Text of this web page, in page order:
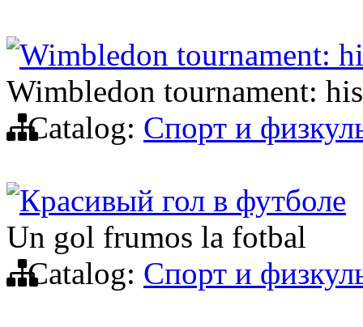
Wimbledon tournament:
Wimbledon tournament:
Catalog: Спорт и
Красивый гол в футболе
Un gol frumos la fotbal
Catalog: Спорт и